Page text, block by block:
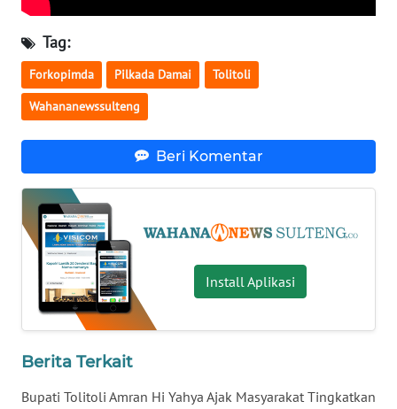
Tag:
Forkopimda Pilkada Damai Tolitoli
Wahananewssulteng
Beri Komentar
Install Aplikasi
Berita Terkait
Bupati Tolitoli Amran Hi Yahya Ajak Masyarakat Tingkatkan
JATENG
WN
NUSANTARA
WN
JOGJA
WN
JATIM
WN
BALI
WN
KALBAR
KALTENG